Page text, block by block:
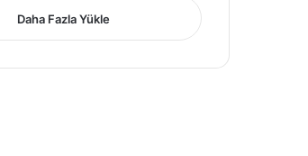
Daha Fazla Yükle